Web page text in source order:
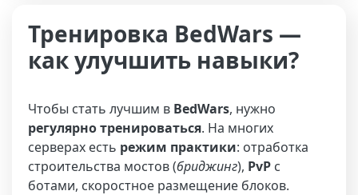
Тренировка BedWars —
как улучшить навыки?
Чтобы стать лучшим в BedWars, нужно
регулярно тренироваться. На многих
серверах есть режим практики: отработка
строительства мостов (бриджинг), PvP с
ботами, скоростное размещение блоков.